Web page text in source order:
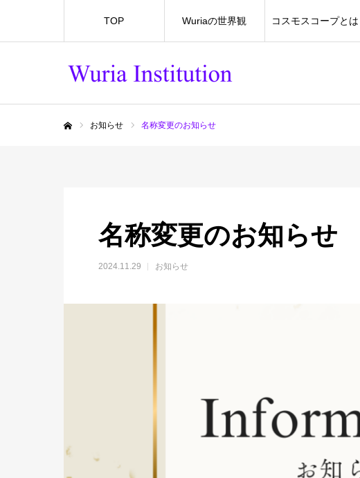
TOP Wuriaの世界観 コスモスコープとは
お知らせ 名称変更のお知らせ
名称変更のお知らせ
2024.11.29 お知らせ